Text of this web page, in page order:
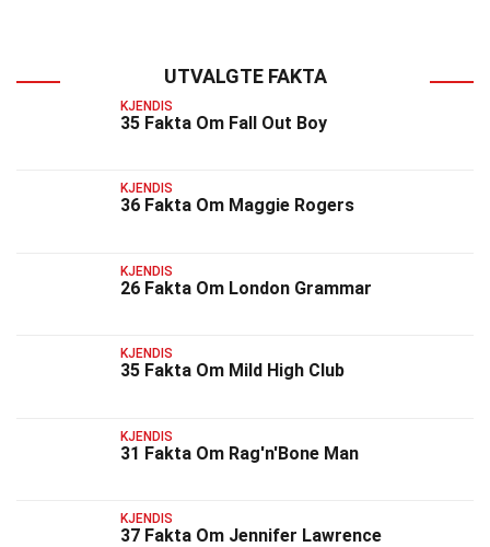
UTVALGTE FAKTA
KJENDIS
35 Fakta Om Fall Out Boy
KJENDIS
36 Fakta Om Maggie Rogers
KJENDIS
26 Fakta Om London Grammar
KJENDIS
35 Fakta Om Mild High Club
KJENDIS
31 Fakta Om Rag'n'Bone Man
KJENDIS
37 Fakta Om Jennifer Lawrence